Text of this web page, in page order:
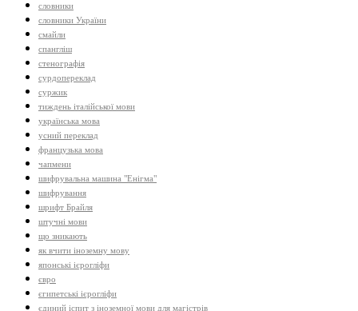
словники
словники України
смайли
спангліш
стенографія
сурдопереклад
суржик
тиждень італійської мови
українська мова
усний переклад
французька мова
чапмени
шифрувальна машина "Енігма"
шифрування
шрифт Брайля
штучні мови
що зникають
як вчити іноземну мову
японські ієрогліфи
євро
єгипетські ієрогліфи
єдиний іспит з іноземної мови для магістрів